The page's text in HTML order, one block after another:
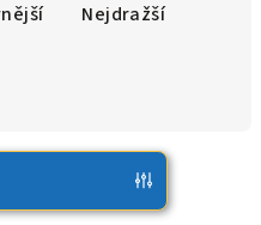
Nejdražší